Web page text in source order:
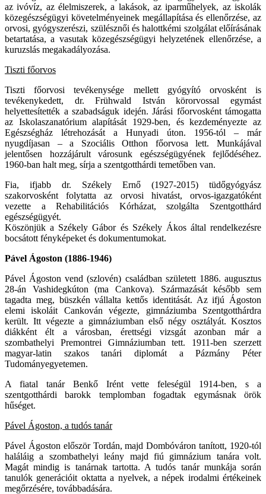
az ivóvíz, az élelmiszerek, a lakások, az iparműhelyek, az iskolák
közegészségügyi követelményeinek megállapítása és ellenőrzése, az
orvosi, gyógyszerészi, szülésznői és halottkémi szolgálat előírásának
betartatása, a vasutak közegészségügyi helyzetének ellenőrzése, a
kuruzslás megakadályozása.
Tiszti főorvos
Tiszti főorvosi tevékenysége mellett gyógyító orvosként is
tevékenykedett, dr. Frühwald István körorvossal egymást
helyettesítették a szabadságuk idején. Járási főorvosként támogatta
az Iskolaszanatórium alapítását 1929-ben, és kezdeményezte az
Egészségház létrehozását a Hunyadi úton. 1956-tól – már
nyugdíjasan – a Szociális Otthon főorvosa lett. Munkájával
jelentősen hozzájárult városunk egészségügyének fejlődéséhez.
1960-ban halt meg, sírja a szentgotthárdi temetőben van.
Fia, ifjabb dr. Székely Ernő (1927-2015) tüdőgyógyász
szakorvosként folytatta az orvosi hivatást, orvos-igazgatóként
vezette a Rehabilitációs Kórházat, szolgálta Szentgotthárd
egészségügyét.
Köszönjük a Székely Gábor és Székely Ákos által rendelkezésre
bocsátott fényképeket és dokumentumokat.
Pável Ágoston (1886-1946)
Pável Ágoston vend (szlovén) családban született 1886. augusztus
28-án Vashidegkúton (ma Cankova). Származását később sem
tagadta meg, büszkén vállalta kettős identitását. Az ifjú Ágoston
elemi iskoláit Cankován végezte, gimnáziumba Szentgotthárdra
került. Itt végezte a gimnáziumban első négy osztályát. Kosztos
diákként élt a városban, érettségi vizsgát azonban már a
szombathelyi Premontrei Gimnáziumban tett. 1911-ben szerzett
magyar-latin szakos tanári diplomát a Pázmány Péter
Tudományegyetemen.
A fiatal tanár Benkő Irént vette feleségül 1914-ben, s a
szentgotthárdi barokk templomban fogadtak egymásnak örök
hűséget.
Pável Ágoston, a tudós tanár
Pável Ágoston először Tordán, majd Dombóváron tanított, 1920-tól
haláláig a szombathelyi leány majd fiú gimnázium tanára volt.
Magát mindig is tanárnak tartotta. A tudós tanár munkája során
tanulók generációit oktatta a nyelvek, a népek irodalmi értékeinek
megőrzésére, továbbadására.